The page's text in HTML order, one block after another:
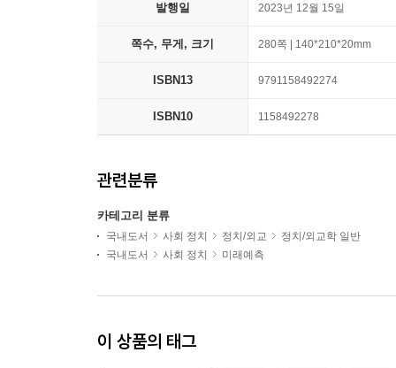
발행일 2023년 12월 15일
쪽수, 무게, 크기 280쪽 | 140*210*20mm
ISBN13 9791158492274
ISBN10 1158492278
관련분류
카테고리 분류
국내도서 사회 정치 정치/외교
정치/외교학 일반
국내도서
사회 정치 미래예측
이 상품의 태그